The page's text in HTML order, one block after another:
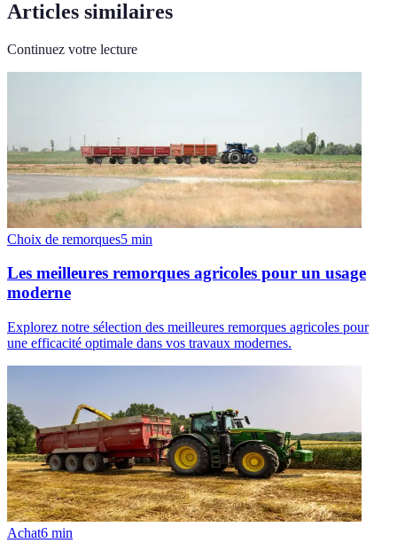
Articles similaires
Continuez votre lecture
Choix de remorques5 min
Les meilleures remorques agricoles pour un usage
moderne
Explorez notre sélection des meilleures remorques agricoles pour
une efficacité optimale dans vos travaux modernes.
Achat6 min